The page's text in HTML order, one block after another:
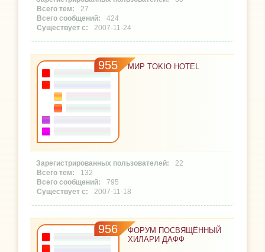
27
424
2007-11-24
955 МИР TOKIO HOTEL
22
132
795
2007-11-18
956
ФОРУМ ПОСВЯЩЁННЫЙ
ХИЛАРИ ДАФФ